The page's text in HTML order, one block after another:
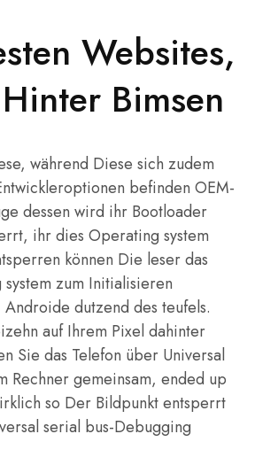
Websites,
Bimsen
während Diese sich zudem
befinden OEM-
dessen wird ihr Bootloader
ihr dies Operating system
können Die leser das
zum Initialisieren
dutzend des teufels.
auf Ihrem Pixel dahinter
Sie das Telefon über Universal
Rechner gemeinsam, ended up
so Der Bildpunkt entsperrt
serial bus-Debugging